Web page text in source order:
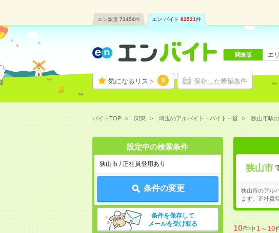
エン派遣 71454件 エン バイト 82531件
気になるリスト 0 保存した希望条件
関東版 エ
バイトTOP 関東 埼玉のアルバイト・バイト一覧 狭山市駅
設定中の検索条件
狭山市 / 正社員登用あり
条件の変更
条件を保存して
メールを受け取る
狭山市
狭山市のアル
ます。正社員
10件中1～10